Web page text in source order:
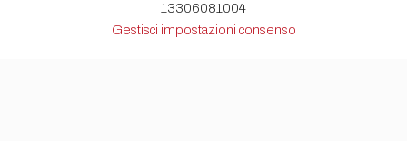
13306081004
Gestisci impostazioni consenso